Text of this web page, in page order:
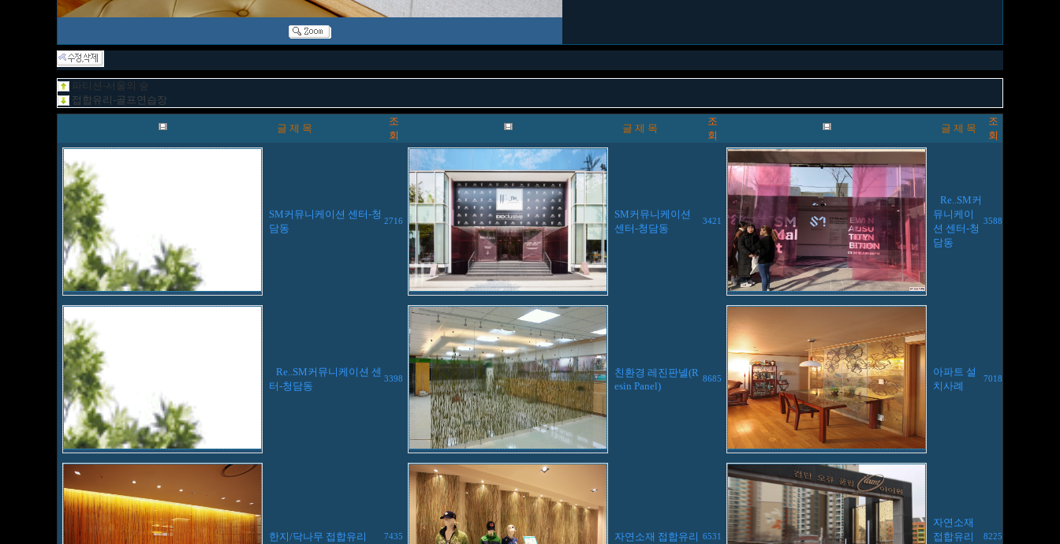
파티션-서울의 숲
접합유리-골프연습장
글 제 목
조
회
글 제 목
조
회
글 제 목
조
회
SM커뮤니케이션 센터-청
담동
2716
SM커뮤니케이션
센터-청담동
3421
Re..SM커
뮤니케이
션 센터-청
담동
3588
Re..SM커뮤니케이션 센
터-청담동
3398
친환경 레진판넬(R
esin Panel)
8685
아파트 설
치사례
7018
한지/닥나무 접합유리 7435 자연소재 접합유리 6531
자연소재
접합유리
8225